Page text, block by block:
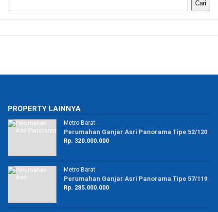
Cari
PROPERTY LAINNYA
Metro Barat
Perumahan Ganjar Asri Panorama Tipe 52/120
Rp. 320.000.000
Metro Barat
Perumahan Ganjar Asri Panorama Tipe 57/119
Rp. 285.000.000